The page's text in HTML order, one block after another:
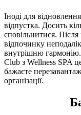
Іноді для відновлення не потрібні далекі подорожі чи
відпустка. Досить
сповільнитися.
відпочинку
внутрішню
Club з Wellness SPA
бажаєте
організації.